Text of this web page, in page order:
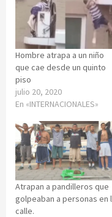
Hombre atrapa a un niño
que cae desde un quinto
piso
julio 20, 2020
En «INTERNACIONALES»
Atrapan a pandilleros que
golpeaban a personas en
calle.